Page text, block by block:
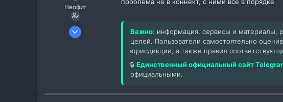
Неофит
31 Июл 2023
Важно: информация, сервисы и материалы,
целей. Пользователи самостоятельно
юрисдикции, а также правил
🔒 Единственный официальный сайт
официальными.